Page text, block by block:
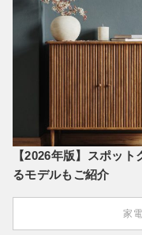
【2026年版】スポッ
るモデルもご紹介
家